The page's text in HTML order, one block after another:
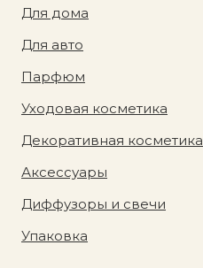
Для дома
Для авто
Парфюм
Уходовая косметика
Аксессуары
Упаковка
Диффузоры и свечи
Декоративная косметика